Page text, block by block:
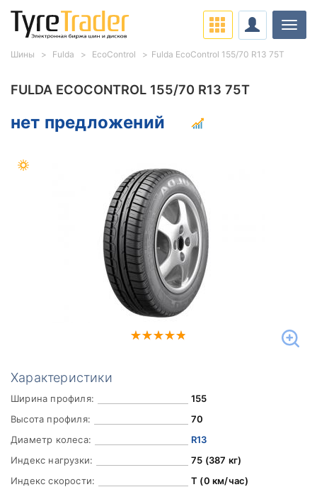
FULDA ECOCONTROL 155/70 R13 75Т
нет предложений
Характеристики
Ширина профиля:
155
Высота профиля:
70
Диаметр колеса:
R13
Индекс нагрузки:
75 (387 кг)
Индекс скорости:
Т (0 км/час)
Шины Fulda EcoControl Fulda EcoControl 155/70 R13 75Т